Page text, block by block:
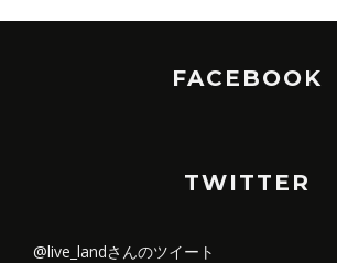
FACEBOOK
TWITTER
@live_landさんのツイート